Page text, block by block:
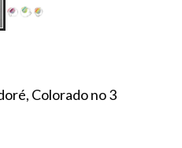
Colorado no 3